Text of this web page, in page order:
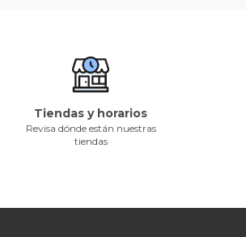
Tiendas y horarios
Revisa dónde están nuestras
tiendas